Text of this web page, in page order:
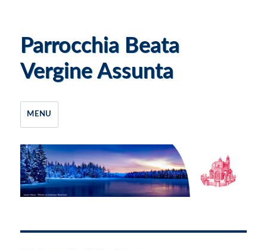
Parrocchia Beata
Vergine Assunta
MENU